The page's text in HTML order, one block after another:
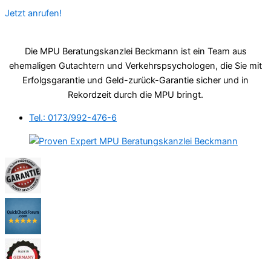
Jetzt anrufen!
Die MPU Beratungskanzlei Beckmann ist ein Team aus
ehemaligen Gutachtern und Verkehrspsychologen, die Sie mit
Erfolgsgarantie und Geld-zurück-Garantie sicher und in
Rekordzeit durch die MPU bringt.
Tel.: 0173/992-476-6